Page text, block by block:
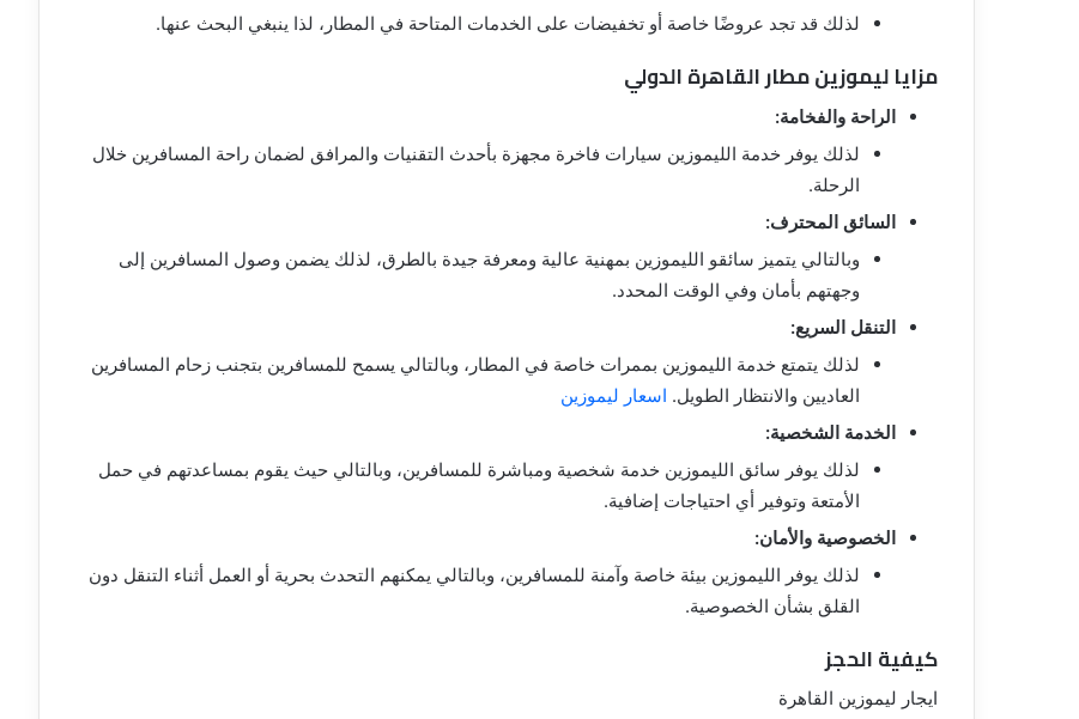
لذلك قد تجد عروضًا خاصة أو تخفيضات على الخدمات المتاحة في المطار، لذا ينبغي البحث عنها.
مزايا ليموزين مطار القاهرة الدولي
الراحة والفخامة:
لذلك يوفر خدمة الليموزين سيارات فاخرة مجهزة بأحدث التقنيات والمرافق لضمان راحة المسافرين خلال
الرحلة.
السائق المحترف:
وبالتالي يتميز سائقو الليموزين بمهنية عالية ومعرفة جيدة بالطرق، لذلك يضمن وصول المسافرين إلى
وجهتهم بأمان وفي الوقت المحدد.
التنقل السريع:
لذلك يتمتع خدمة الليموزين بممرات خاصة في المطار، وبالتالي يسمح للمسافرين بتجنب زحام المسافرين
العاديين والانتظار الطويل. اسعار ليموزين
الخدمة الشخصية:
لذلك يوفر سائق الليموزين خدمة شخصية ومباشرة للمسافرين، وبالتالي حيث يقوم بمساعدتهم في حمل
الأمتعة وتوفير أي احتياجات إضافية.
الخصوصية والأمان:
لذلك يوفر الليموزين بيئة خاصة وآمنة للمسافرين، وبالتالي يمكنهم التحدث بحرية أو العمل أثناء التنقل دون
القلق بشأن الخصوصية.
كيفية الحجز
ايجار ليموزين القاهرة